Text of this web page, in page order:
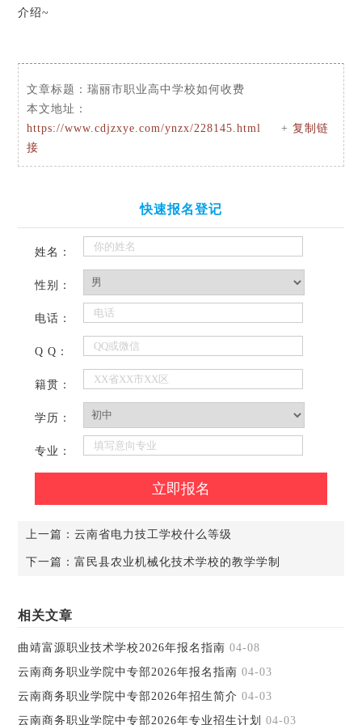
介绍~
文章标题：瑞丽市职业高中学校如何收费
本文地址：
https://www.cdjzxye.com/ynzx/228145.html
+复制链
接
快速报名登记
姓名：
性别：
电话：
Q Q：
籍贯：
学历：
专业：
上一篇：云南省电力技工学校什么等级
下一篇：富民县农业机械化技术学校的教学学制
相关文章
曲靖富源职业技术学校2026年报名指南 04-08
云南商务职业学院中专部2026年报名指南 04-03
云南商务职业学院中专部2026年招生简介 04-03
云南商务职业学院中专部2026年专业招生计划
04-03